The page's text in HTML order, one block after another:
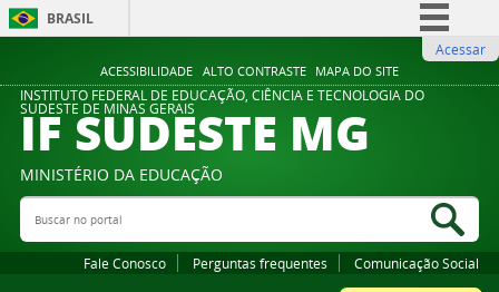
ACESSIBILIDADE ALTO CONTRASTE MAPA DO SITE
BRASIL
Comunica BR
Participe
Legislação
Acessar
INSTITUTO FEDERAL DE EDUCAÇÃO, CIÊNCIA E TECNOLOGIA DO
SUDESTE DE MINAS GERAIS
IF SUDESTE MG
MINISTÉRIO DA EDUCAÇÃO
Buscar no portal
Fale Conosco Perguntas frequentes Comunicação Social